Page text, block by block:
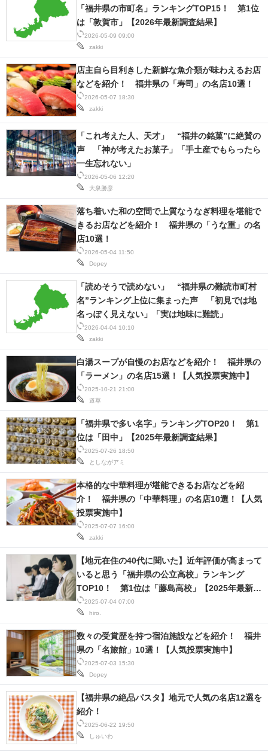
建設×テクノロジーの最前線
ちょっと気になるネットの話題
2026-05-09 09:00
zakki
「福井県の市町名」ランキングTOP15！ 第1位
は「敦賀市」【2026年最新調査結果】
2026-05-07 18:30
zakki
店主自ら目利きした新鮮な魚介類が味わえるお店
などを紹介！ 福井県の「寿司」の名店10選！
2026-05-06 12:20
大泉勝彦
「これ考えた人、天才」 “福井の銘菓”に絶賛の
声 「神が考えたお菓子」「手土産でもらったら
一生忘れない」
2026-05-04 11:50
Dopey
落ち着いた和の空間で上質なうなぎ料理を堪能で
きるお店などを紹介！ 福井県の「うな重」の名
店10選！
2026-04-04 10:10
zakki
「読めそうで読めない」 “福井県の難読市町村
名”ランキング上位に集まった声 「初見では地
名っぽく見えない」「実は地味に難読」
2025-10-21 21:00
道草
白湯スープが自慢のお店などを紹介！ 福井県の
「ラーメン」の名店15選！【人気投票実施中】
2025-07-26 18:50
としながアミ
「福井県で多い名字」ランキングTOP20！ 第1
位は「田中」【2025年最新調査結果】
2025-07-07 16:00
zakki
本格的な中華料理が堪能できるお店などを紹
介！ 福井県の「中華料理」の名店10選！【人気
投票実施中】
2025-07-04 07:00
hiro.
【地元在住の40代に聞いた】近年評価が高まって
いると思う「福井県の公立高校」ランキング
TOP10！ 第1位は「藤島高校」【2025年最新調
査結果】
2025-07-03 15:30
Dopey
数々の受賞歴を持つ宿泊施設などを紹介！ 福井
県の「名旅館」10選！【人気投票実施中】
2025-06-22 19:50
しゅいわ
【福井県の絶品パスタ】地元で人気の名店12選を
紹介！